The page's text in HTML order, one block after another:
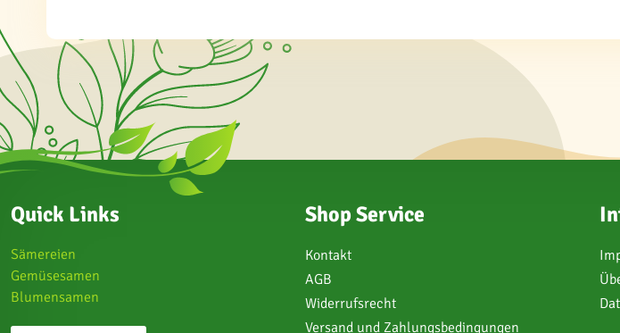
Quick Links
Sämereien
Gemüsesamen
Blumensamen
Shop Service
Kontakt
AGB
Widerrufsrecht
Versand und Zahlungsbedingungen